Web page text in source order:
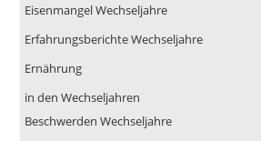
Eisenmangel Wechseljahre
Erfahrungsberichte Wechseljahre
Ernährung
in den Wechseljahren
Beschwerden Wechseljahre